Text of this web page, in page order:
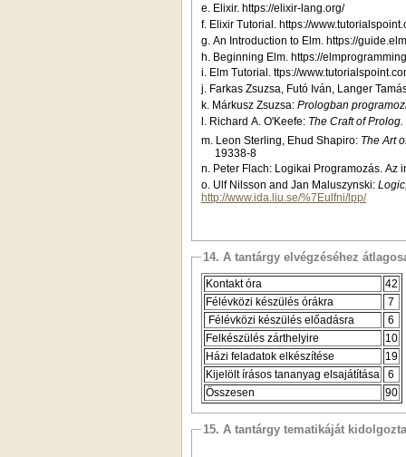
e. Elixir. https://elixir-lang.org/
f. Elixir Tutorial. https://
g. An Introduction to Elm. https://
h. Beginning Elm. https://
i. Elm Tutorial. ttps://
j. Farkas Zsuzsa, Futó Iván, Langer
k. Márkusz Zsuzsa: Prologban
l. Richard A. O'Keefe: The Craft of Prolog.
m. Leon Sterling, Ehud Shapiro: The Art
19338-8
n. Peter Flach: Logikai Programozás. Az
o. Ulf Nilsson and Jan Maluszynski:
http://www.ida.liu.se/%7Eulfni/lpp/
14. A tantárgy elvégzéséhez
Kontakt óra
42
Félévközi készülés órákra
7
Félévközi készülés előadásra
6
Felkészülés zárthelyire
10
Házi feladatok elkészítése
19
Kijelölt írásos tananyag elsajátítása
6
Összesen
90
15. A tantárgy tematikáját kidolgozta